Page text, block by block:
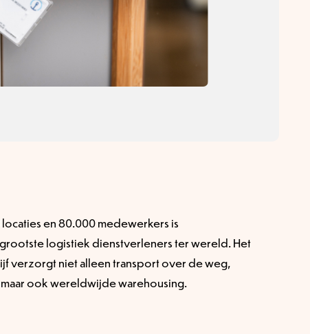
en 80.000 medewerkers is
logistiek dienstverleners ter wereld. Het
verzorgt niet alleen transport over de weg,
ook wereldwijde warehousing.